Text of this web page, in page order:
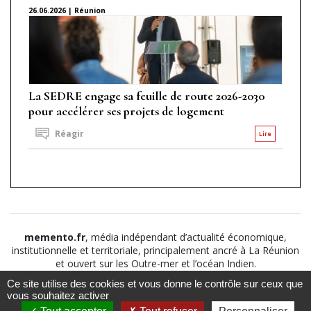
26.06.2026 | Réunion
La SEDRE engage sa feuille de route 2026-2030
pour accélérer ses projets de logement
Lire
Réagir
memento.fr, média indépendant d’actualité économique,
institutionnelle et territoriale, principalement ancré à La Réunion
et ouvert sur les Outre-mer et l’océan Indien.
©2026
Suivez nous sur Notice légale
Politique de
Ce site utilise des cookies et vous donne le contrôle sur ceux que
vous souhaitez activer